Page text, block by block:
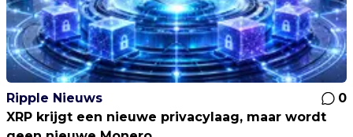
Ripple Nieuws
0
XRP krijgt een nieuwe privacylaag, maar wordt